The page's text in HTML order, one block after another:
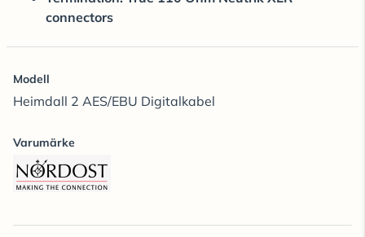
connectors
Modell
Heimdall 2 AES/EBU Digitalkabel
Varumärke